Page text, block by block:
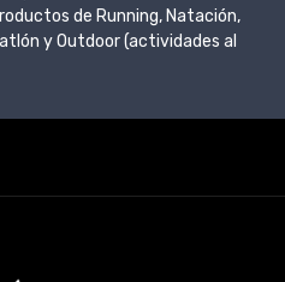
de Running, Natación,
y Outdoor (actividades al